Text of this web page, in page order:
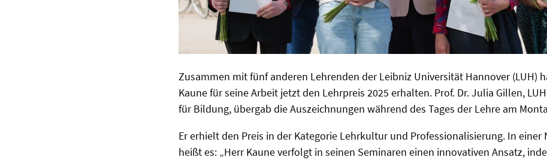
Zusammen mit fünf anderen Lehrenden der Leibniz Universität Hannover (LUH)
Kaune für seine Arbeit jetzt den Lehrpreis 2025 erhalten. Prof. Dr. Julia Gillen,
für Bildung, übergab die Auszeichnungen während des Tages der Lehre am
Er erhielt den Preis in der Kategorie Lehrkultur und Professionalisierung. In einer
heißt es: „Herr Kaune verfolgt in seinen Seminaren einen innovativen Ansatz,